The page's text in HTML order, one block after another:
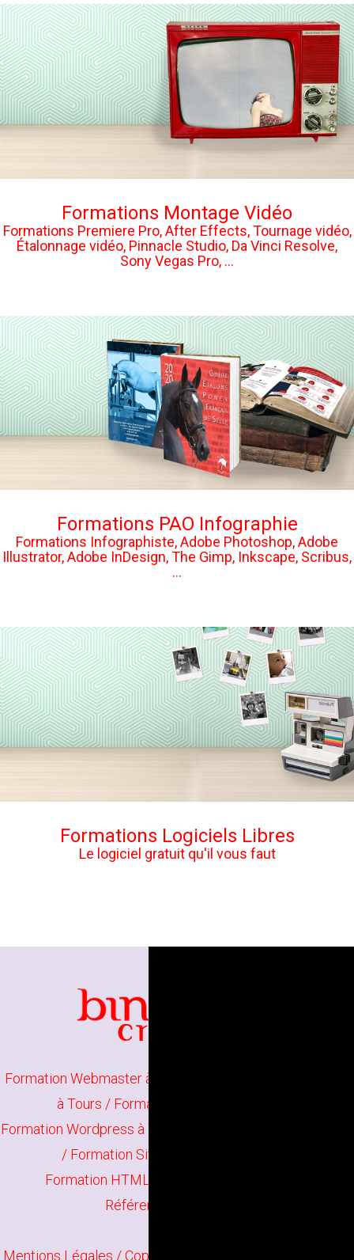
Formations Montage Vidéo
Formations Premiere Pro, After Effects, Tournage vidéo,
Étalonnage vidéo, Pinnacle Studio, Da Vinci Resolve,
Sony Vegas Pro, ...
Formations PAO Infographie
Formations Infographiste, Adobe Photoshop, Adobe
Illustrator, Adobe InDesign, The Gimp, Inkscape, Scribus,
...
Formations Logiciels Libres
Le logiciel gratuit qu'il vous faut
Formation Webmaster à Tours
à Tours / Formation Projet Web à Tours
Formation Wordpress à Tours
/ Formation Site E-Commerce à Tours
Formation HTML5 CSS à Tours
Référencement à Tours
Mentions Légales / Copyright